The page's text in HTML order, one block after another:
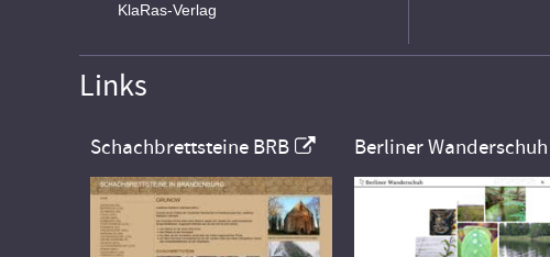
KlaRas-Verlag
Links
Schachbrettsteine BRB Berliner Wanderschuh